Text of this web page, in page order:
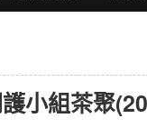
護小組茶聚